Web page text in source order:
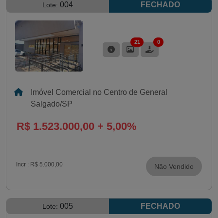
Lote: 004 FECHADO
21 0
Imóvel Comercial no Centro de General
Salgado/SP
R$ 1.523.000,00 + 5,00%
Incr : R$ 5.000,00 Não Vendido
Lote: 005 FECHADO